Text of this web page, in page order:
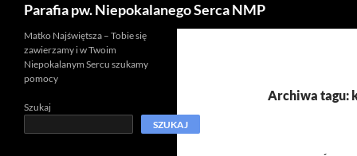
Parafia pw. Niepokalanego Serca NMP
Archiwa tagu:
Matko Najświętsza – Tobie się
zawierzamy i w Twoim
Niepokalanym Sercu szukamy
pomocy
Szukaj
SZUKAJ